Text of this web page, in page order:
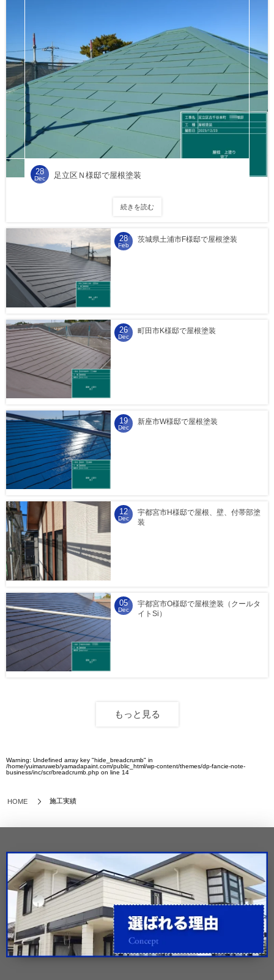
28
Dec 足立区Ｎ様邸で屋根塗装
続きを読む
28
Feb
茨城県土浦市F様邸で屋根塗装
26
Dec
町田市K様邸で屋根塗装
19
Dec
新座市W様邸で屋根塗装
12
Dec
宇都宮市H様邸で屋根、壁、付帯部塗
装
05
Dec
宇都宮市O様邸で屋根塗装（クールタ
イトSi）
もっと見る
Warning: Undefined array key "hide_breadcrumb" in
/home/yuimaruweb/yamadapaint.com/public_html/wp-content/themes/dp-fancie-note-
business/inc/scr/breadcrumb.php on line 14
HOME 施工実績